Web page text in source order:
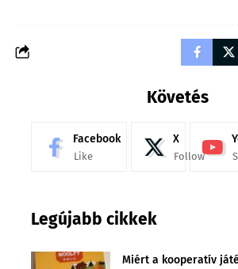
Követés
Facebook
Like
X
Follow
Legújabb cikkek
Miért a kooperatív